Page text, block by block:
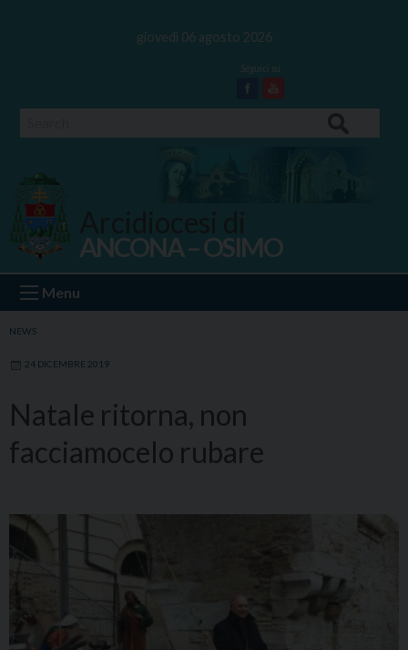
giovedì 06 agosto 2026
Facebook
Youtube
Ancona Osimo
ANCONA – OSIMO
Menu
NEWS
24 DICEMBRE 2019
Natale ritorna, non
facciamocelo rubare